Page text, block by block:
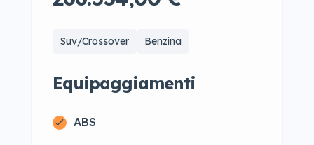
Suv/Crossover Benzina
Equipaggiamenti
ABS